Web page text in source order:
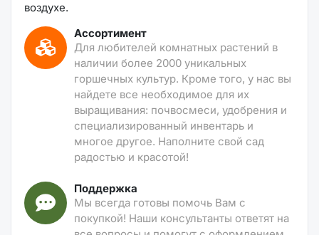
воздухе.
Ассортимент
Для любителей комнатных растений в
наличии более 2000 уникальных
горшечных культур. Кроме того, у нас вы
найдете все необходимое для их
выращивания: почвосмеси, удобрения и
специализированный инвентарь и
многое другое. Наполните свой сад
радостью и красотой!
Поддержка
Мы всегда готовы помочь Вам с
покупкой! Наши консультанты ответят на